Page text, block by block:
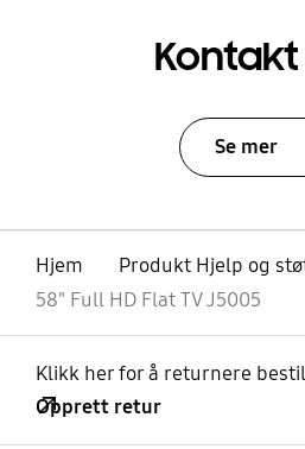
Kontakt
Se mer
Hjem Produkt Hjelp og
58" Full HD Flat TV J5005
Klikk her for å returnere
Opprett retur